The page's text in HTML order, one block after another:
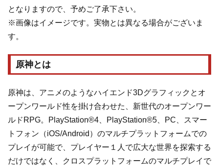
となりますので、予めご了承下さい。
※画像はイメージです。実物とは異なる場合がございま
す。
原神とは
原神は、アニメのようなハイエンド3Dグラフィックとオ
ープンワールド性を掛け合わせた、新世代のオープンワー
ルドRPG。PlayStation®4、PlayStation®5、PC、スマー
トフォン（iOS/Android）のマルチプラットフォームでの
プレイが可能で、プレイヤー１人で広大な世界を探索する
だけではなく、クロスプラットフォームのマルチプレイで